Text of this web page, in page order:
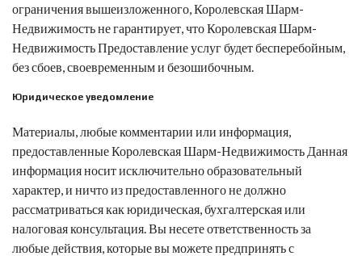
ограничения вышеизложенного,Королевская Шарм-
Недвижимостьне гарантирует, чтоКоролевская Шарм-
НедвижимостьПредоставление услуг будет бесперебойным,
без сбоев, своевременным и безошибочным.
Юридическое уведомление
Материалы, любые комментарии или информация,
предоставленныеКоролевская Шарм-Недвижимость Данная
информация носит исключительно образовательный
характер, и ничто из предоставленного не должно
рассматриваться как юридическая, бухгалтерская или
налоговая консультация. Вы несете ответственность за
любые действия, которые вы можете предпринять с